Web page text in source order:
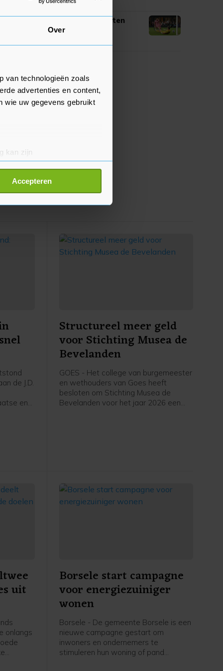
Over
van technologieën zoals
advertenties en content,
wie uw gegevens gebruikt
kan zijn
detailgedeelte
Accepteren
de J.D.
en
Structureel meer geld
voor Stichting Musea de
Bevelanden
GOES - Het college van burgemeester
en wethouders van Goes heeft
besloten om Stichting Musea de
Bevelanden voor het jaar 2026 een
uit
onlangs
Borsele start campagne
voor energiezuiniger
wonen
Borsele - De gemeente Borsele is een
nieuwe campagne gestart om
inwoners en ondernemers te
stimuleren hun woning of pand
Messi maakt eerste doelpunten
voor Inter Miami sinds WK